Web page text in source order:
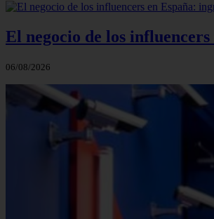
El negocio de los influencers
06/08/2026